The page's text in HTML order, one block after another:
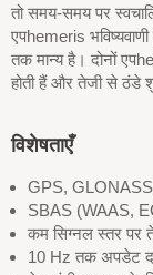
तो समय-समय पर
एपhemeris
तक मान्य है। दोनों
होती हैं और तेजी से ठंडे
विशेषताएँ
GPS,
SBAS (WAAS,
कम सिग्नल स्तर पर
10 Hz तक अपडेट